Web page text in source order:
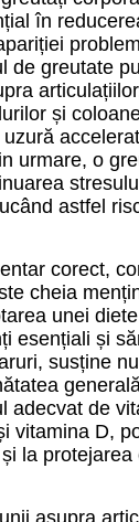
în
de greutate
și
urmare, o
astfel
corect,
cheia
unei
esențiali și
susține
adecvat de
vitamina D,
la protejarea